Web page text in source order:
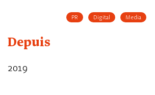
PR Digital Media
Depuis
2019